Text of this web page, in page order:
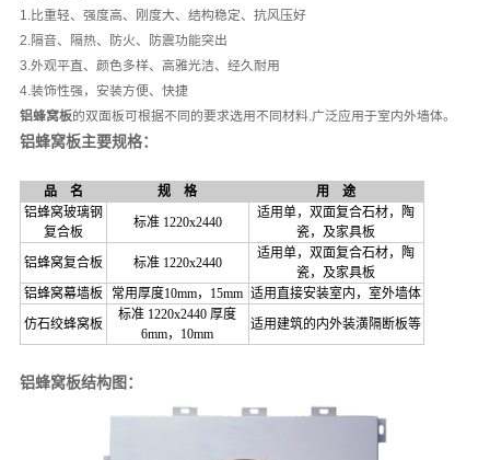
1.比重轻、强度高、刚度大、结构稳定、抗风压好
2.隔音、隔热、防火、防震功能突出
3.外观平直、颜色多样、高雅光洁、经久耐用
4.装饰性强，安装方便、快捷
铝蜂窝板的双面板可根据不同的要求选用不同材料.广泛应用于室内外墙体。
铝蜂窝板主要规格：
品 名 规 格
用 途
铝蜂窝玻璃钢
复合板
标准 1220x2440
适用单，双面复合石材，陶
瓷，及家具板
铝蜂窝复合板
标准 1220x2440
适用单，双面复合石材，陶
瓷，及家具板
铝蜂窝幕墙板
常用厚度10mm，15mm 适用直接安装室内，室外墙体
仿石绞蜂窝板
标准 1220x2440 厚度
6mm，10mm
适用建筑的内外装潢隔断板等
铝蜂窝板结构图：